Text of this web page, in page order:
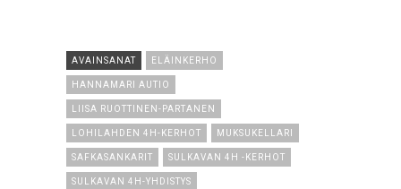
AVAINSANAT ELÄINKERHO
HANNAMARI AUTIO
LIISA RUOTTINEN-PARTANEN
LOHILAHDEN 4H-KERHOT MUKSUKELLARI
SAFKASANKARIT SULKAVAN 4H -KERHOT
SULKAVAN 4H-YHDISTYS